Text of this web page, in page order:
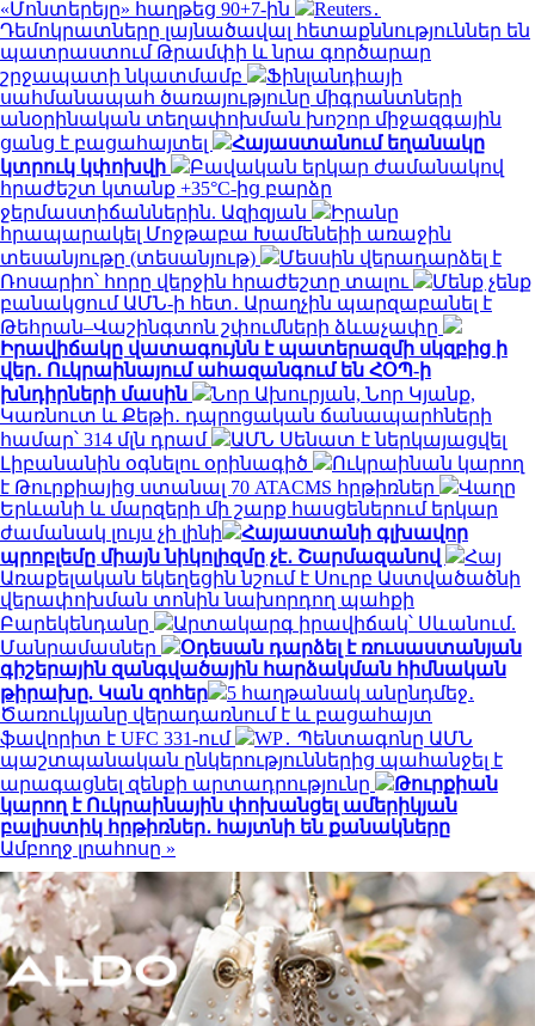
«Մոնտերեյը» հաղթեց 90+7-ին
Reuters․
Դեմոկրատները լայնածավալ հետաքննություններ են
պատրաստում Թրամփի և նրա գործարար
շրջապատի նկատմամբ
Ֆինլանդիայի
սահմանապահ ծառայությունը միգրանտների
անօրինական տեղափոխման խոշոր միջազգային
ցանց է բացահայտել
Հայաստանում եղանակը
կտրուկ կփոխվի
Բավական երկար ժամանակով
հրաժեշտ կտանք +35°C-ից բարձր
ջերմաստիճաններին. Ազիզյան
Իրանը
հրապարակել Մոջթաբա Խամենեիի առաջին
տեսանյութը (տեսանյութ)
Մեսսին վերադարձել է
Ռոսարիո՝ հորը վերջին հրաժեշտը տալու
Մենք չենք
բանակցում ԱՄՆ-ի հետ․ Արաղչին պարզաբանել է
Թեհրան–Վաշինգտոն շփումների ձևաչափը
Իրավիճակը վատագույնն է պատերազմի սկզբից ի
վեր․ Ուկրաինայում ահազանգում են ՀՕՊ-ի
խնդիրների մասին
Նոր Ախուրյան, Նոր Կյանք,
Կառնուտ և Քեթի․ դպրոցական ճանապարհների
համար՝ 314 մլն դրամ
ԱՄՆ Սենատ է ներկայացվել
Լիբանանին օգնելու օրինագիծ
Ուկրաինան կարող
է Թուրքիայից ստանալ 70 ATACMS հրթիռներ
Վաղը
Երևանի և մարզերի մի շարք հասցեներում երկար
ժամանակ լույս չի լինի
Հայաստանի գլխավոր
պրոբլեմը միայն նիկոլիզմը չէ․ Շարմազանով
Հայ
Առաքելական եկեղեցին նշում է Սուրբ Աստվածածնի
վերափոխման տոնին նախորդող պահքի
Բարեկենդանը
Արտակարգ իրավիճակ՝ Սևանում.
Մանրամասներ
Օդեսան դարձել է ռուսաստանյան
գիշերային զանգվածային հարձակման հիմնական
թիրախը. Կան զոհեր
5 հաղթանակ անընդմեջ․
Ծառուկյանը վերադառնում է և բացահայտ
ֆավորիտ է UFC 331-ում
WP․ Պենտագոնը ԱՄՆ
պաշտպանական ընկերություններից պահանջել է
արագացնել զենքի արտադրությունը
Թուրքիան
կարող է Ուկրաինային փոխանցել ամերիկյան
բալիստիկ հրթիռներ․ հայտնի են քանակները
Ամբողջ լրահոսը »